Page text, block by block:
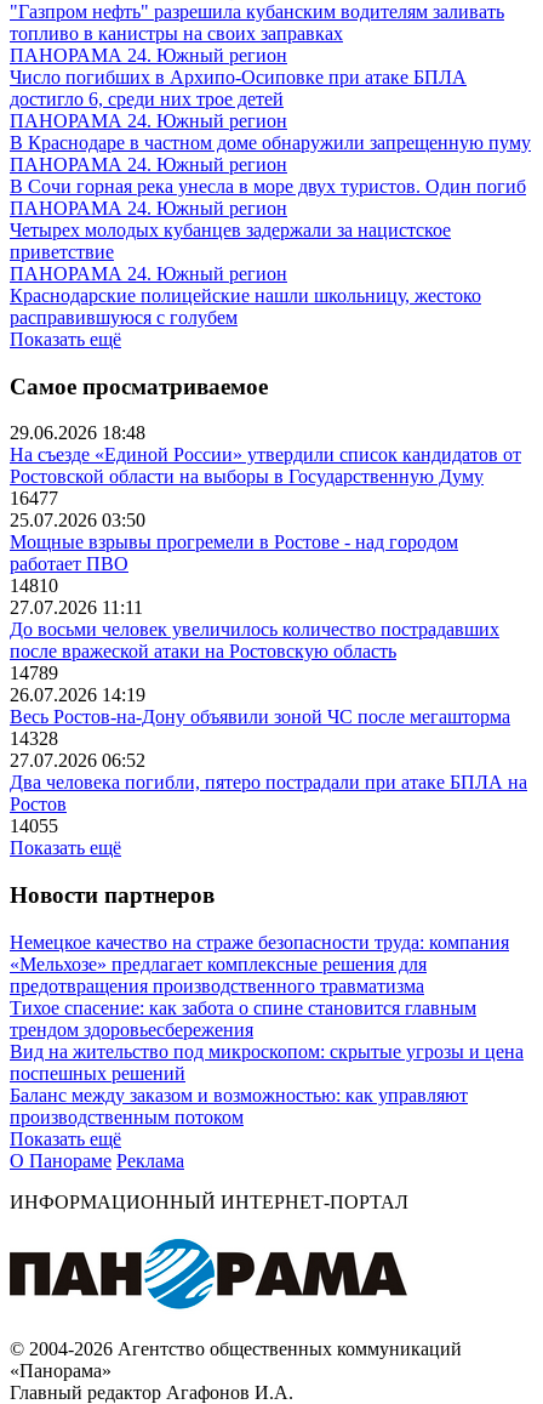
"Газпром нефть" разрешила кубанским водителям заливать
топливо в канистры на своих заправках
ПАНОРАМА 24. Южный регион
Число погибших в Архипо-Осиповке при атаке БПЛА
достигло 6, среди них трое детей
ПАНОРАМА 24. Южный регион
В Краснодаре в частном доме обнаружили запрещенную пуму
ПАНОРАМА 24. Южный регион
В Сочи горная река унесла в море двух туристов. Один погиб
ПАНОРАМА 24. Южный регион
Четырех молодых кубанцев задержали за нацистское
приветствие
ПАНОРАМА 24. Южный регион
Краснодарские полицейские нашли школьницу, жестоко
расправившуюся с голубем
Показать ещё
Самое просматриваемое
29.06.2026 18:48
На съезде «Единой России» утвердили список кандидатов от
Ростовской области на выборы в Государственную Думу
16477
25.07.2026 03:50
Мощные взрывы прогремели в Ростове - над городом
работает ПВО
14810
27.07.2026 11:11
До восьми человек увеличилось количество пострадавших
после вражеской атаки на Ростовскую область
14789
26.07.2026 14:19
Весь Ростов-на-Дону объявили зоной ЧС после мегашторма
14328
27.07.2026 06:52
Два человека погибли, пятеро пострадали при атаке БПЛА на
Ростов
14055
Показать ещё
Новости партнеров
Немецкое качество на страже безопасности труда: компания
«Мельхозе» предлагает комплексные решения для
предотвращения производственного травматизма
Тихое спасение: как забота о спине становится главным
трендом здоровьесбережения
Вид на жительство под микроскопом: скрытые угрозы и цена
поспешных решений
Баланс между заказом и возможностью: как управляют
производственным потоком
Показать ещё
О Панораме Реклама
ИНФОРМАЦИОННЫЙ ИНТЕРНЕТ-ПОРТАЛ
© 2004-2026 Агентство общественных коммуникаций
«Панорама»
Главный редактор Агафонов И.А.